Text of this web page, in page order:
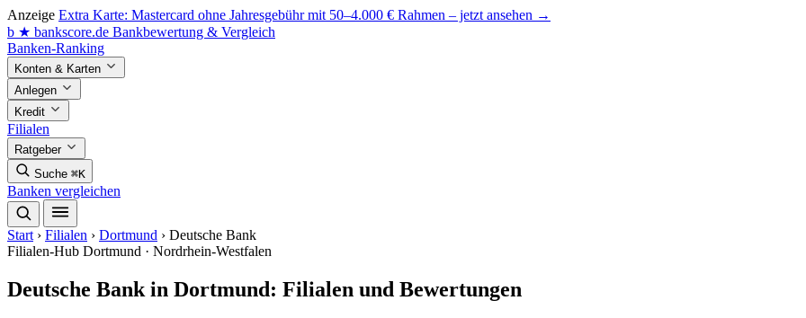
Anzeige Extra Karte: Mastercard ohne Jahresgebühr mit 50–4.000 € Rahmen – jetzt ansehen →
b ★ bankscore.de Bankbewertung & Vergleich
Banken-Ranking
Konten & Karten
Anlegen
Kredit
Filialen
Ratgeber
Suche ⌘K
Banken vergleichen
Start › Filialen › Dortmund › Deutsche Bank
Filialen-Hub Dortmund · Nordrhein-Westfalen
Deutsche Bank in Dortmund: Filialen und Bewertungen